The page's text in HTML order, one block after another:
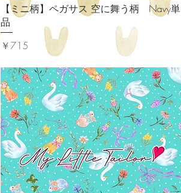
クイックビュー
【ミニ柄】ペガサス 空に舞う柄 Navy単
品
価格
￥715